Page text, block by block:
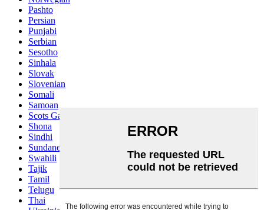
Pashto
Persian
Punjabi
Serbian
Sesotho
Sinhala
Slovak
Slovenian
Somali
Samoan
Scots Gaelic
Shona
Sindhi
Sundanese
Swahili
Tajik
Tamil
Telugu
Thai